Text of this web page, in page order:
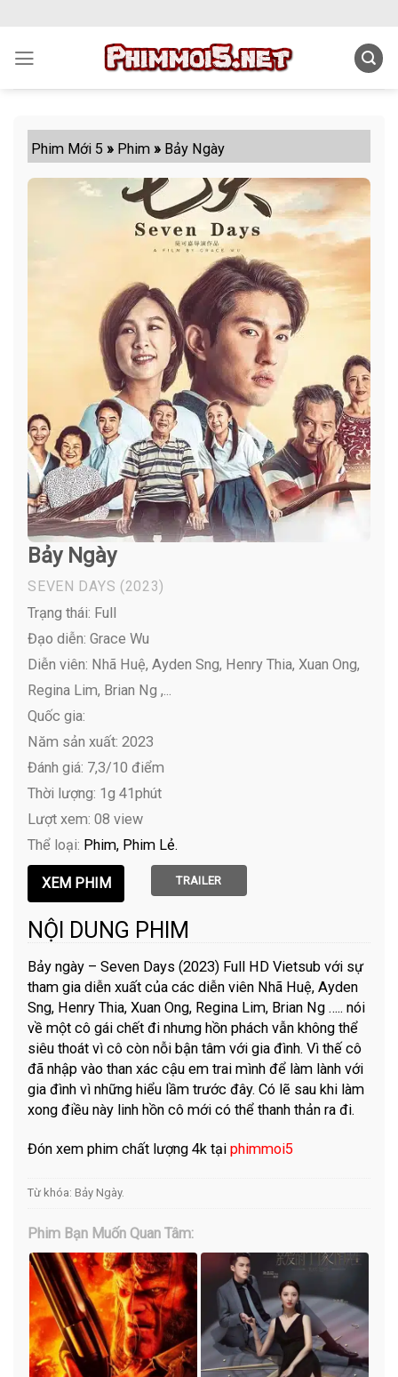
content
Phim Mới 5 » Phim » Bảy Ngày
Bảy Ngày
SEVEN DAYS (2023)
Trạng thái: Full
Đạo diễn: Grace Wu
Diễn viên: Nhã Huệ, Ayden Sng, Henry Thia, Xuan Ong,
Regina Lim, Brian Ng ,...
Quốc gia:
Năm sản xuất: 2023
Đánh giá: 7,3/10 điểm
Thời lượng: 1g 41phút
Lượt xem: 08 view
Thể loại: Phim Phim Lẻ
TRAILER
NỘI DUNG PHIM
Bảy ngày – Seven Days (2023) Full HD Vietsub với sự
tham gia diễn xuất của các diễn viên Nhã Huệ, Ayden
Sng, Henry Thia, Xuan Ong, Regina Lim, Brian Ng ….. nói
về một cô gái chết đi nhưng hồn phách vẫn không thể
siêu thoát vì cô còn nỗi bận tâm với gia đình. Vì thế cô
đã nhập vào than xác cậu em trai mình để làm lành với
gia đình vì những hiểu lầm trước đây. Có lẽ sau khi làm
xong điều này linh hồn cô mới có thể thanh thản ra đi.
Đón xem phim chất lượng 4k tạiphimmoi5
Từ khóa: Bảy Ngày.
Phim Bạn Muốn Quan Tâm: